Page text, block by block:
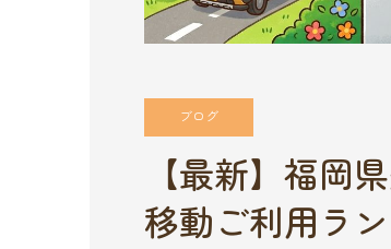
ブログ
【最新】福岡
移動ご利用ラ